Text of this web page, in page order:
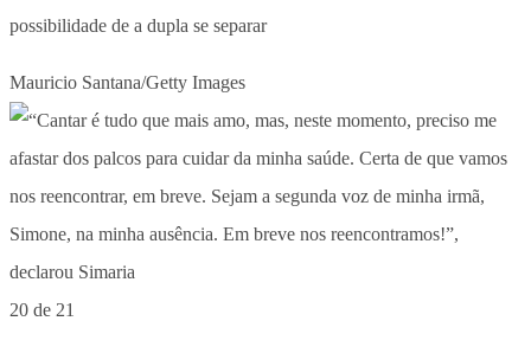
possibilidade de a dupla se separar
Mauricio Santana/Getty Images
20 de 21